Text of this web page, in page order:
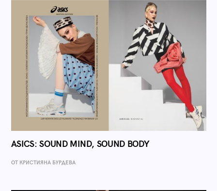
ASICS: SOUND MIND, SOUND BODY
ОТ КРИСТИЯНА БУРДЕВА